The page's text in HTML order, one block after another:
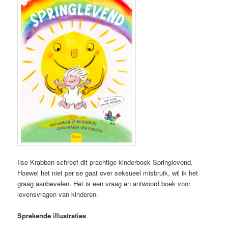
Ilse Krabben schreef dit prachtige kinderboek Springlevend.
Hoewel het niet per se gaat over seksueel misbruik, wil ik het
graag aanbevelen. Het is een vraag en antwoord boek voor
levensvragen van kinderen.
Sprekende illustraties